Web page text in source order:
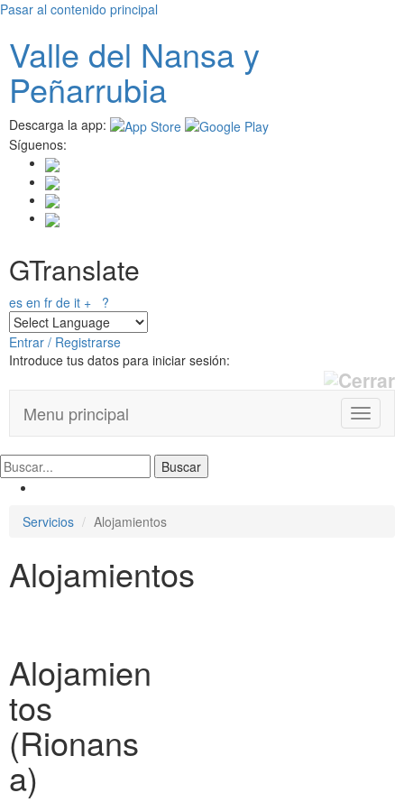
Pasar al contenido principal
Valle del Nansay
Peñarrubia
Descarga la app:
Síguenos:
GTranslate
es en fr de it + ?
Entrar / Registrarse
Introduce tus datos para iniciar sesión:
T
o
Menu principal
Servicios Alojamientos
Alojamientos
Alojamien
tos
(Rionans
a)